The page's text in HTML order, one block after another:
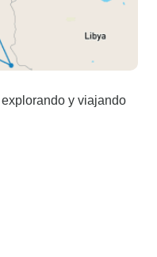
y viajando